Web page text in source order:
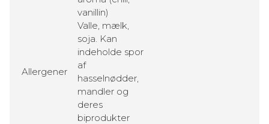
vanillin)
Allergener
Valle, mælk,
soja. Kan
indeholde spor
af
hasselnødder,
mandler og
deres
biprodukter